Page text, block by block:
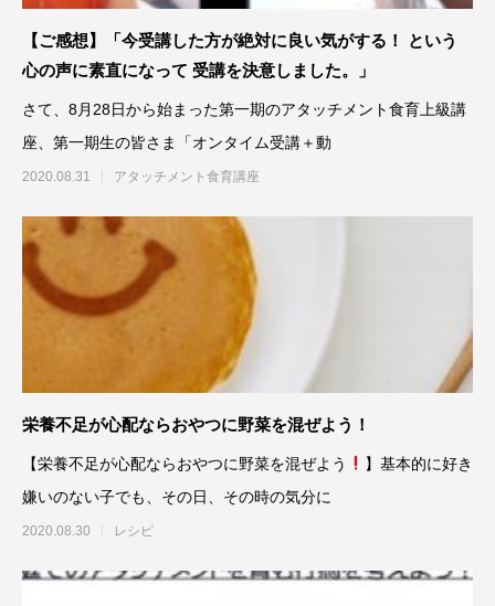
【ご感想】「今受講した方が絶対に良い気がする！ という
心の声に素直になって 受講を決意しました。」
さて、8月28日から始まった第一期のアタッチメント食育上級講
座、第一期生の皆さま「オンタイム受講＋動
2020.08.31 アタッチメント食育講座
栄養不足が心配ならおやつに野菜を混ぜよう！
【栄養不足が心配ならおやつに野菜を混ぜよう
】基本的に好き
嫌いのない子でも、その日、その時の気分に
2020.08.30 レシピ